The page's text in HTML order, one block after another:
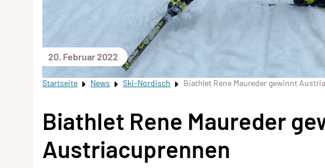
20. Februar 2022
Startseite News Ski-Nordisch Biathlet Rene Maureder gewinnt
Biathlet Rene Maureder
Austriacuprennen